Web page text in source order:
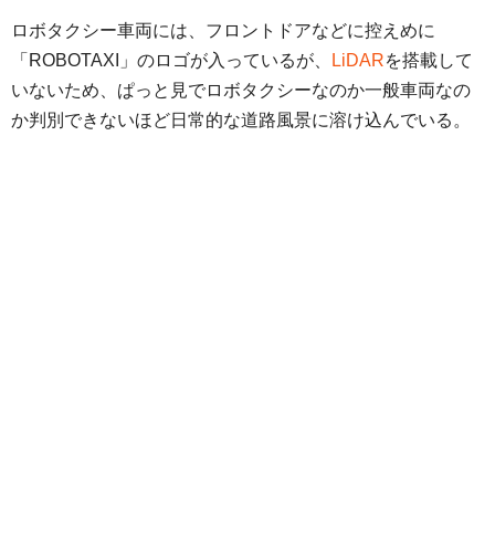
ロボタクシー車両には、フロントドアなどに控えめに
「ROBOTAXI」のロゴが入っているが、
LiDARを搭載して
いないため、ぱっと見でロボタクシーなのか一般車両なの
か判別できないほど日常的な道路風景に溶け込んでいる。